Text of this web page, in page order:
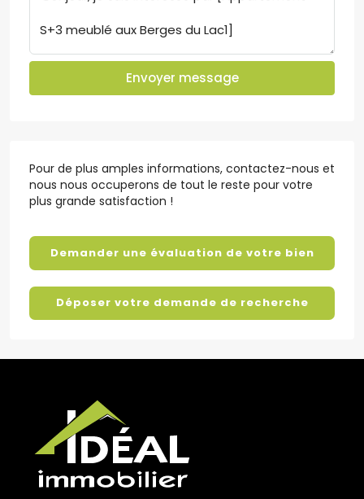
Envoyer message
Pour de plus amples informations, contactez-nous et
nous nous occuperons de tout le reste pour votre
plus grande satisfaction !
Demander une évaluation de votre bien
Déposer votre demande de recherche